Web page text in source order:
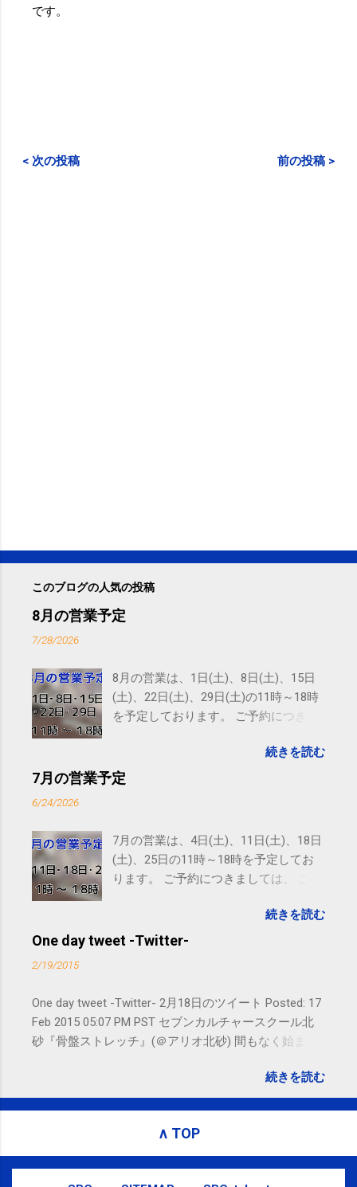
です。
< 次の投稿 前の投稿 >
このブログの人気の投稿
8月の営業予定
7/28/2026
8月の営業は、1日(土)、8日(土)、15日
(土)、22日(土)、29日(土)の11時～18時
を予定しております。 ご予約につきま
す。 電話に出られないことがあります
ので、ご予約、お問い合わせは
続きを読む
7月の営業予定
6/24/2026
7月の営業は、4日(土)、11日(土)、18日
(土)、25日の11時～18時を予定してお
ります。 ご予約につきましては、 こち
れないことがありますので、ご予約、
お問い合わせはSMS（ショートメッセ
続きを読む
One day tweet -Twitter-
2/19/2015
One day tweet -Twitter- 2月18日のツイート Posted: 17
Feb 2015 05:07 PM PST セブンカルチャースクール北
砂『骨盤ストレッチ』(＠アリオ北砂) 間もなく始まり
subscribed to email updates from サクマフィジカルコ
ンディショニング(@SPCstyle) - Twilog To stop
Email delivery powered by Google Google Inc., 1600
Amphitheatre Parkway, Mountain View, CA 94043,
続きを読む
∧ TOP